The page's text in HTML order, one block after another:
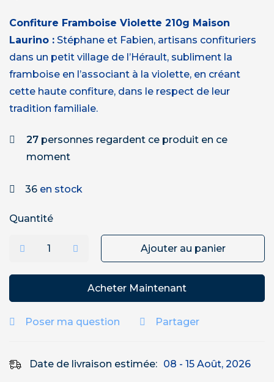
Confiture Framboise Violette 210g Maison
Laurino : Stéphane et Fabien, artisans confituriers
dans un petit village de l’Hérault, subliment la
framboise en l’associant à la violette, en créant
cette haute confiture, dans le respect de leur
tradition familiale.
27 personnes regardent ce produit en ce
moment
36 en stock
Quantité
Ajouter au panier
Acheter Maintenant
Poser ma question Partager
Date de livraison estimée: 08 - 15 Août, 2026